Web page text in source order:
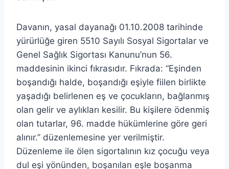
Davanın, yasal dayanağı 01.10.2008 tarihinde
yürürlüğe giren 5510 Sayılı Sosyal Sigortalar ve
Genel Sağlık Sigortası Kanunu’nun 56.
maddesinin ikinci fıkrasıdır. Fıkrada: “Eşinden
boşandığı halde, boşandığı eşiyle fiilen birlikte
yaşadığı belirlenen eş ve çocukların, bağlanmış
olan gelir ve aylıkları kesilir. Bu kişilere ödenmiş
olan tutarlar, 96. madde hükümlerine göre geri
alınır.” düzenlemesine yer verilmiştir.
Düzenleme ile ölen sigortalının kız çocuğu veya
dul eşi yönünden, boşanılan eşle boşanma